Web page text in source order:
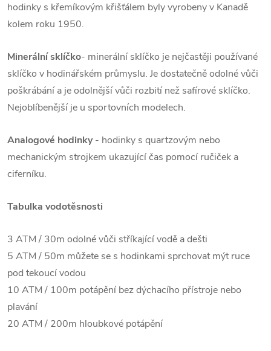
hodinky s křemíkovým křišťálem byly vyrobeny v Kanadě
kolem roku 1950.
Minerální sklíčko- minerální sklíčko je nejčastěji používané
sklíčko v hodinářském průmyslu. Je dostatečně odolné vůči
poškrábání a je odolnější vůči rozbití než safírové sklíčko.
Nejoblíbenější je u sportovních modelech.
Analogové hodinky- hodinky s quartzovým nebo
mechanickým strojkem ukazující čas pomocí ručiček a
ciferníku.
Tabulka vodotěsnosti
3 ATM / 30m odolné vůči stříkající vodě a dešti
5 ATM / 50m můžete se s hodinkami sprchovat mýt ruce
pod tekoucí vodou
10 ATM / 100m potápění bez dýchacího přístroje nebo
plavání
20 ATM / 200m hloubkové potápění